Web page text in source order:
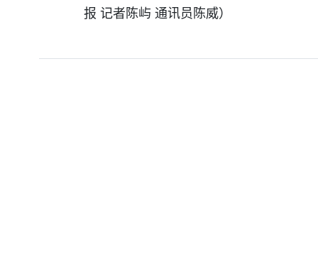
报 记者陈屿 通讯员陈威）